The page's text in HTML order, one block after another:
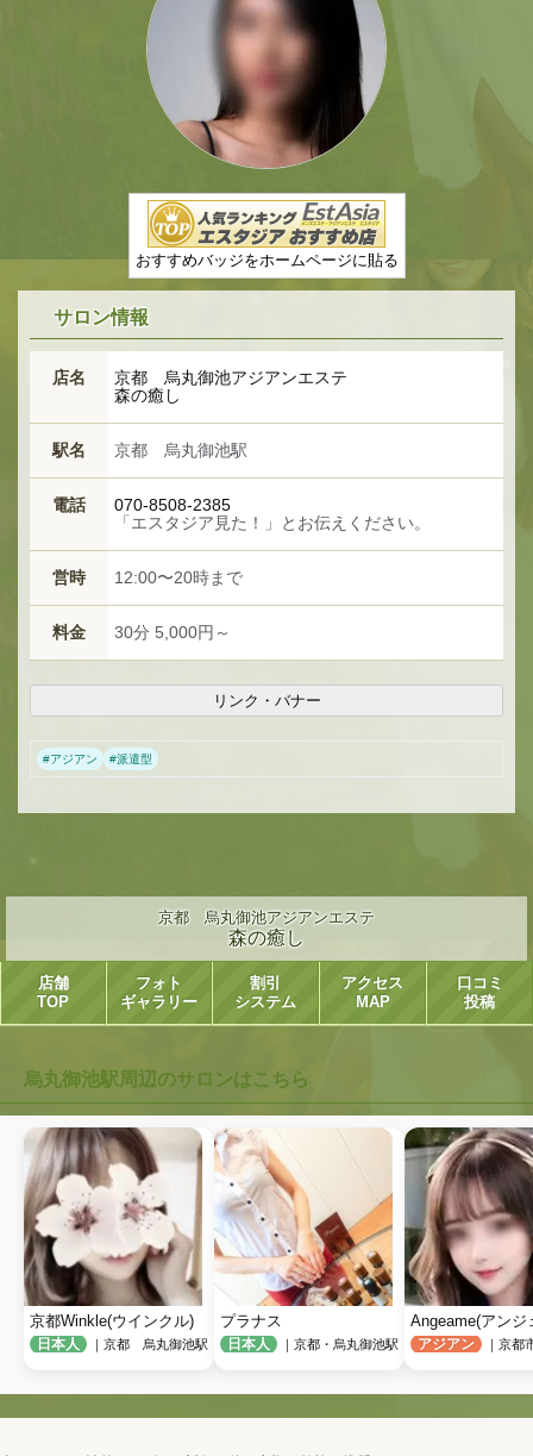
おすすめバッジをホームページに貼る
サロン情報
店名
京都 烏丸御池アジアンエステ
森の癒し
駅名 京都 烏丸御池駅
電話
070-8508-2385
「エスタジア見た！」とお伝えください。
営時 12:00〜20時まで
料金 30分 5,000円～
リンク・バナー
#アジアン #派遣型
京都 烏丸御池アジアンエステ
森の癒し
店舗
TOP
フォト
ギャラリー
割引
システム
アクセス
MAP
口コミ
投稿
烏丸御池駅周辺のサロンはこちら
京都Winkle(ウインクル)
日本人 ｜京都 烏丸御池駅
プラナス
日本人 ｜京都・烏丸御池駅
Angeame(アンジ
アジアン ｜京